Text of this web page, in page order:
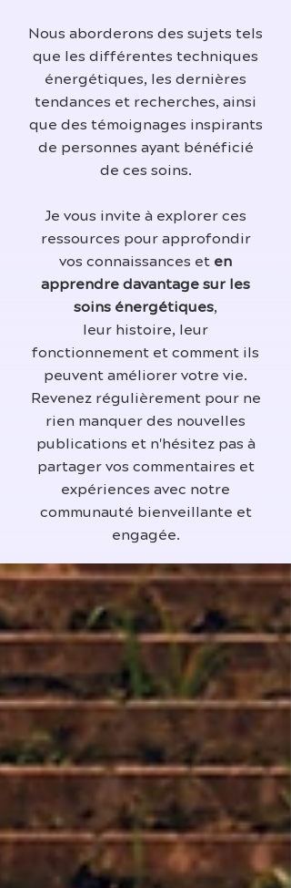
Nous aborderons des sujets tels
que les différentes techniques
énergétiques, les dernières
tendances et recherches, ainsi
que des témoignages inspirants
de personnes ayant bénéficié
de ces soins.
Je vous invite à explorer ces
ressources pour approfondir
vos connaissances et en
apprendre davantage sur les
soins énergétiques,
leur histoire, leur
fonctionnement et comment ils
peuvent améliorer votre vie.
Revenez régulièrement pour ne
rien manquer des nouvelles
publications et n'hésitez pas à
partager vos commentaires et
expériences avec notre
communauté bienveillante et
engagée.